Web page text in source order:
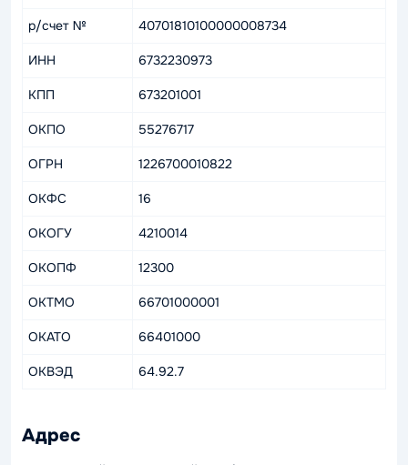
р/счет № 40701810100000008734
ИНН 6732230973
КПП 673201001
ОКПО 55276717
ОГРН 1226700010822
ОКФС 16
ОКОГУ 4210014
ОКОПФ 12300
ОКТМО 66701000001
ОКАТО 66401000
ОКВЭД 64.92.7
Адрес